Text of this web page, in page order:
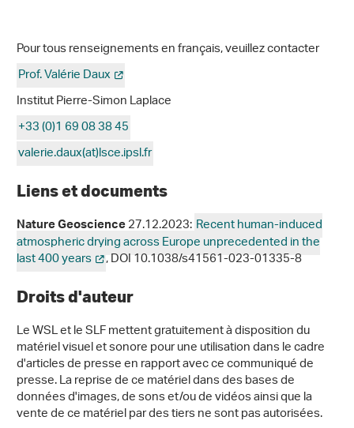
Pour tous renseignements en français, veuillez contacter
Prof. Valérie Daux
Institut Pierre-Simon Laplace
+33 (0)1 69 08 38 45
valerie.daux(at)lsce.ipsl.fr
Liens et documents
Nature Geoscience27.12.2023:Recent human-induced
atmospheric drying across Europe unprecedented in the
last 400 years , DOI 10.1038/s41561-023-01335-8
Droits d'auteur
Le WSL et le SLF mettent gratuitement à disposition du
matériel visuel et sonore pour une utilisation dans le cadre
d'articles de presse en rapport avec ce communiqué de
presse. La reprise de ce matériel dans des bases de
données d'images, de sons et/ou de vidéos ainsi que la
vente de ce matériel par des tiers ne sont pas autorisées.